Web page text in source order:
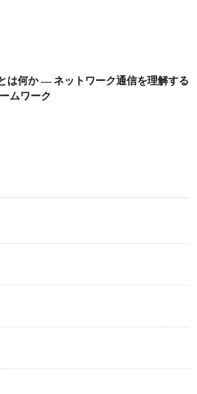
は何か ― ネットワーク通信を理解する
ムワーク